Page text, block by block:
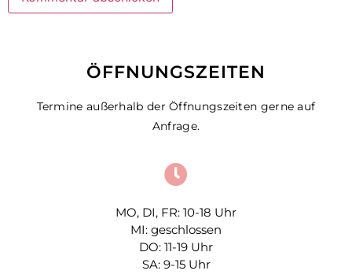
ÖFFNUNGSZEITEN
Termine außerhalb der Öffnungszeiten gerne auf
Anfrage.
MO, DI, FR: 10-18 Uhr
MI: geschlossen
DO: 11-19 Uhr
SA: 9-15 Uhr